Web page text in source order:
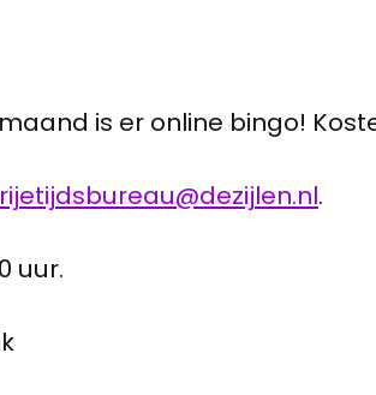
is er online bingo!
.
uur.